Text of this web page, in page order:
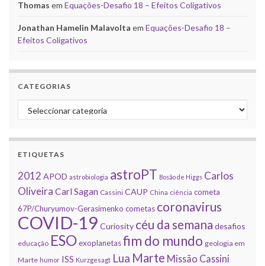
Thomas em Equações-Desafio 18 – Efeitos Coligativos
Jonathan Hamelin Malavolta em Equações-Desafio 18 –
Efeitos Coligativos
CATEGORIAS
Categorias
ETIQUETAS
2012 APOD astrobiologia astroPT Bosão de Higgs Carlos
Oliveira Carl Sagan Cassini CAUP China ciência cometa
67P/Churyumov-Gerasimenko cometas coronavirus
COVID-19 Curiosity céu da semana desafios
educação ESOexoplanetasfim do mundo geologia em
Marte humor ISS Kurzgesagt Lua Marte Missão Cassini